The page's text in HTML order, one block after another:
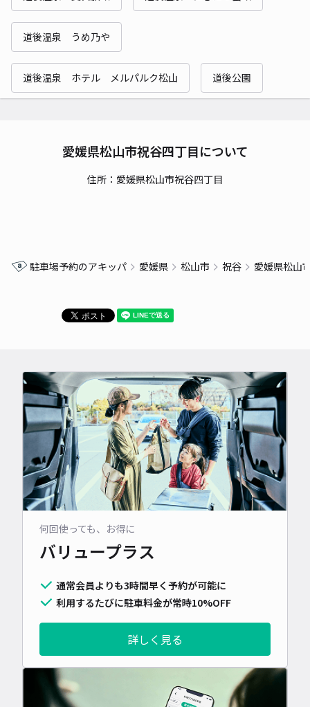
道後温泉 うめ乃や
道後温泉 ホテル メルパルク松山 道後公園
愛媛県松山市祝谷四丁目について
住所：愛媛県松山市祝谷四丁目
駐車場予約のアキッパ 愛媛県 松山市 祝谷 愛媛県松山
何回使っても、お得に
バリュープラス
通常会員よりも3時間早く予約が可能に
利用するたびに駐車料金が常時10%OFF
詳しく見る